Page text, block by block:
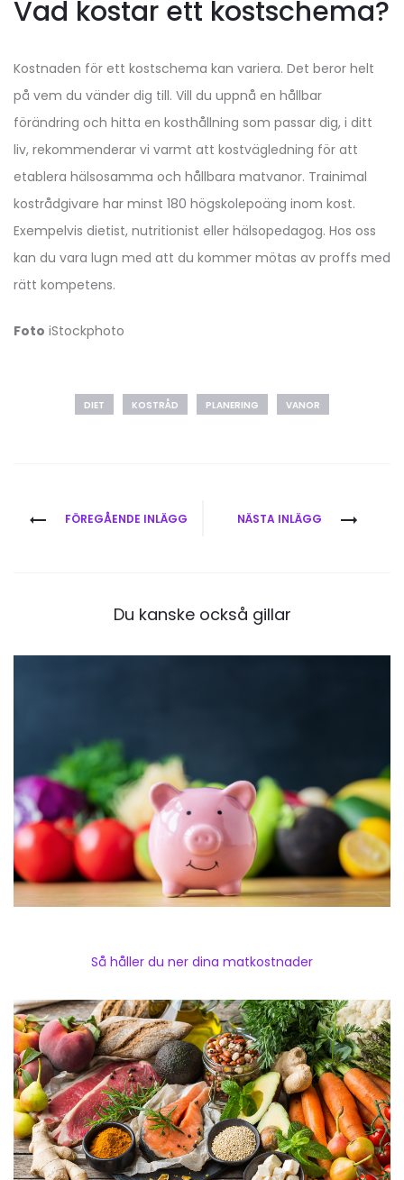
Vad kostar ett kostschema?
Kostnaden för ett kostschema kan variera. Det beror helt
på vem du vänder dig till. Vill du uppnå en hållbar
förändring och hitta en kosthållning som passar dig, i ditt
liv, rekommenderar vi varmt att kostvägledning för att
etablera hälsosamma och hållbara matvanor. Trainimal
kostrådgivare har minst 180 högskolepoäng inom kost.
Exempelvis dietist, nutritionist eller hälsopedagog. Hos oss
kan du vara lugn med att du kommer mötas av proffs med
rätt kompetens.
Foto iStockphoto
DIET KOSTRÅD PLANERING VANOR
Inläggsnavigering
FÖREGÅENDE INLÄGG NÄSTA INLÄGG
Du kanske också gillar
Så håller du ner dina matkostnader